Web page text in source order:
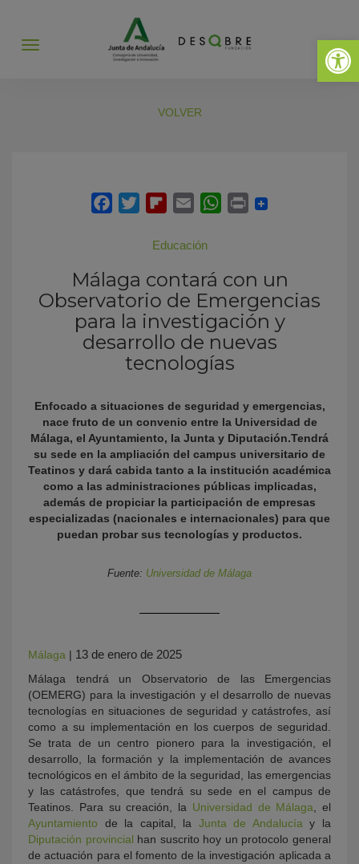
Abrir
Abrir
VOLVER
Educación
Málaga contará con un
Observatorio de Emergencias
para la investigación y
desarrollo de nuevas
tecnologías
Enfocado a situaciones de seguridad y emergencias,
nace fruto de un convenio entre la Universidad de
Málaga, el Ayuntamiento, la Junta y Diputación.Tendrá
su sede en la ampliación del campus universitario de
Teatinos y dará cabida tanto a la institución académica
como a las administraciones públicas implicadas,
además de propiciar la participación de empresas
especializadas (nacionales e internacionales) para que
puedan probar sus tecnologías y productos.
Fuente: Universidad de Málaga
Málaga | 13 de enero de 2025
Málaga tendrá un Observatorio de las Emergencias
(OEMERG) para la investigación y el desarrollo de nuevas
tecnologías en situaciones de seguridad y catástrofes, así
como a su implementación en los cuerpos de seguridad.
Se trata de un centro pionero para la investigación, el
desarrollo, la formación y la implementación de avances
tecnológicos en el ámbito de la seguridad, las emergencias
y las catástrofes, que tendrá su sede en el campus de
Teatinos. Para su creación, la Universidad de Málaga , el
Ayuntamiento de la capital, la Junta de Andalucía y la
Diputación provincial han suscrito hoy un protocolo general
de actuación para el fomento de la investigación aplicada a